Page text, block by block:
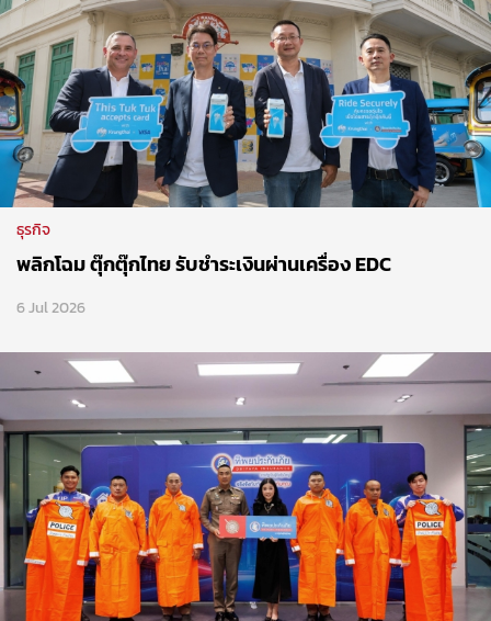
ธุรกิจ
พลิกโฉม ตุ๊กตุ๊กไทย รับชำระเงินผ่านเครื่อง EDC
6 Jul 2026